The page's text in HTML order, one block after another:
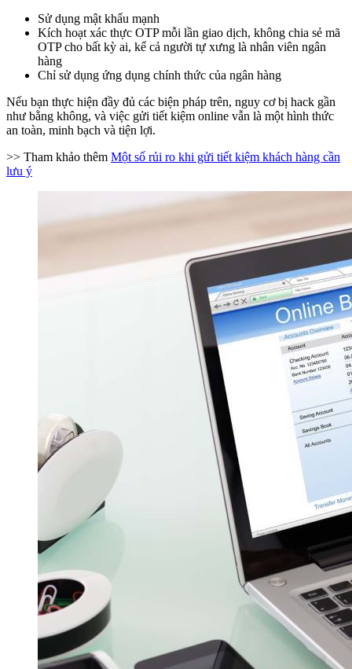
Sử dụng mật khẩu mạnh
Kích hoạt xác thực OTP mỗi lần giao dịch, không chia sẻ mã
OTP cho bất kỳ ai, kể cả người tự xưng là nhân viên ngân
hàng
Chỉ sử dụng ứng dụng chính thức của ngân hàng
Nếu bạn thực hiện đầy đủ các biện pháp trên, nguy cơ bị hack gần
như bằng không, và việc gửi tiết kiệm online vẫn là một hình thức
an toàn, minh bạch và tiện lợi.
>> Tham khảo thêm Một số rủi ro khi gửi tiết kiệm khách hàng cần
lưu ý